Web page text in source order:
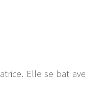
Elle se bat